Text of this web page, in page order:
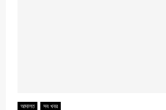
আদালত সব খবর